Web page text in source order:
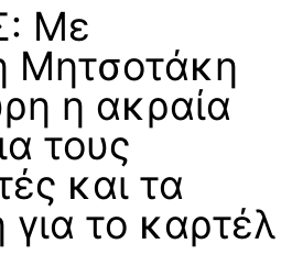
Με
Μητσοτάκη
η ακραία
τους
και τα
το καρτέλ